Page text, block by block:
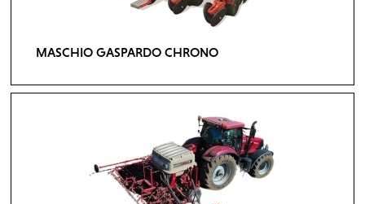
MASCHIO GASPARDO CHRONO